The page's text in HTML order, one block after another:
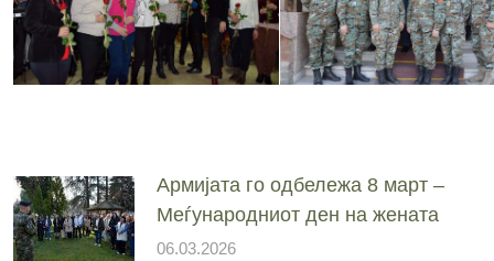
Армијата го одбележа 8 март –
Меѓународниот ден на жената
06.03.2026